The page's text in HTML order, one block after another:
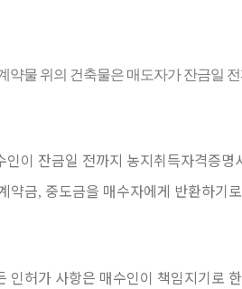
약물 위의 건축물은 매도자가 잔금일
인이 잔금일 전까지 농지취득자격증
약금, 중도금을 매수자에게 반환하기
인허가 사항은 매수인이 책임지기로